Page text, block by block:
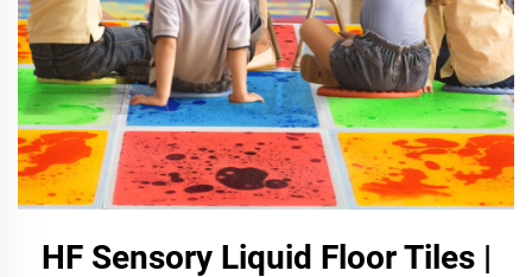
HF Sensory Liquid Floor Tiles |